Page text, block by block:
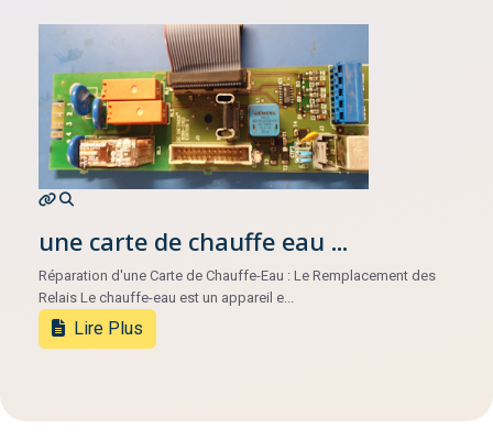
une carte de chauffe eau ...
Réparation d'une Carte de Chauffe-Eau : Le Remplacement des
Relais Le chauffe-eau est un appareil e...
Lire Plus